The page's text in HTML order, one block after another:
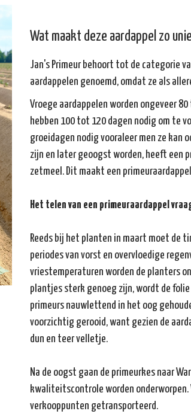
Wat maakt deze aardappel zo
Jan's Primeur behoort tot de categorie
aardappelen genoemd, omdat ze als
Vroege aardappelen worden ongeveer
hebben 100 tot 120 dagen nodig om te
groeidagen nodig vooraleer men ze
zijn en later geoogst worden, heeft een
zetmeel. Dit maakt een
Het telen van een primeuraardappel
Reeds bij het planten in maart moet de
periodes van vorst en overvloedige
vriestemperaturen worden de planters
plantjes sterk genoeg zijn, wordt de
primeurs nauwlettend in het oog
voorzichtig gerooid, want gezien de
dun en teer velletje.
Na de oogst gaan de primeurkes naar
kwaliteitscontrole worden onderworpen.
verkooppunten getransporteerd.